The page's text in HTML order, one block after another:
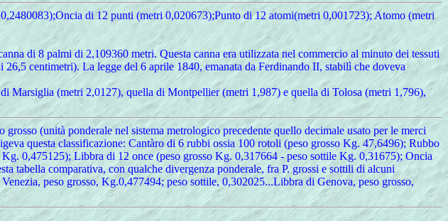
di 12 punti (metri 0,020673);Punto di 12 atomi(metri 0,001723); Atomo (metri
di 8 palmi di 2,109360 metri. Questa canna era utilizzata nel commercio al minuto dei tessuti
centimetri). La legge del 6 aprile 1840, emanata da Ferdinando II, stabilì che doveva
Marsiglia (metri 2,0127), quella di Montpellier (metri 1,987) e quella di Tolosa (metri 1,796),
(unità ponderale nel sistema metrologico precedente quello decimale usato per le merci
questa classificazione: Cantàro di 6 rubbi ossia 100 rotoli (peso grosso Kg. 47,6496); Rubbo
0,475125); Libbra di 12 once (peso grosso Kg. 0,317664 - peso sottile Kg. 0,31675); Oncia
tabella comparativa, con qualche divergenza ponderale, fra P. grossi e sottili di alcuni
peso grosso, Kg.0,477494; peso sottile, 0,302025...Libbra di Genova, peso grosso,